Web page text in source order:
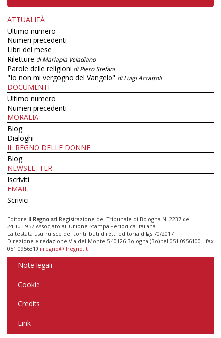
ATTUALITÀ
Ultimo numero
Numeri precedenti
Libri del mese
Riletture di Mariapia Veladiano
Parole delle religioni di Piero Stefani
"Io non mi vergogno del Vangelo" di Luigi Accattoli
DOCUMENTI
Ultimo numero
Numeri precedenti
MORALIA
Blog
Dialoghi
IL REGNO DELLE DONNE
Blog
NEWSLETTER
Iscriviti
EMAIL
Scrivici
Editore Il Regno srl Registrazione del Tribunale di Bologna N. 2237 del
24.10.1957 Associato all’Unione Stampa Periodica Italiana
La testata usufruisce dei contributi diretti editoria d.lgs 70/2017
Direzione e redazione Via del Monte 5 40126 Bologna (Bo) tel 051 0956100 - fax
051 0956310 ilregno@ilregno.it
Note legali
Cookie
Credits
Link